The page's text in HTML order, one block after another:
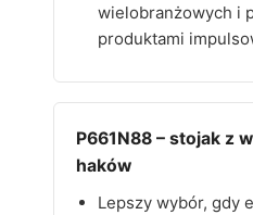
wielobranżowych i
produktami
P661N88 – stojak z
haków
Lepszy wybór, gdy